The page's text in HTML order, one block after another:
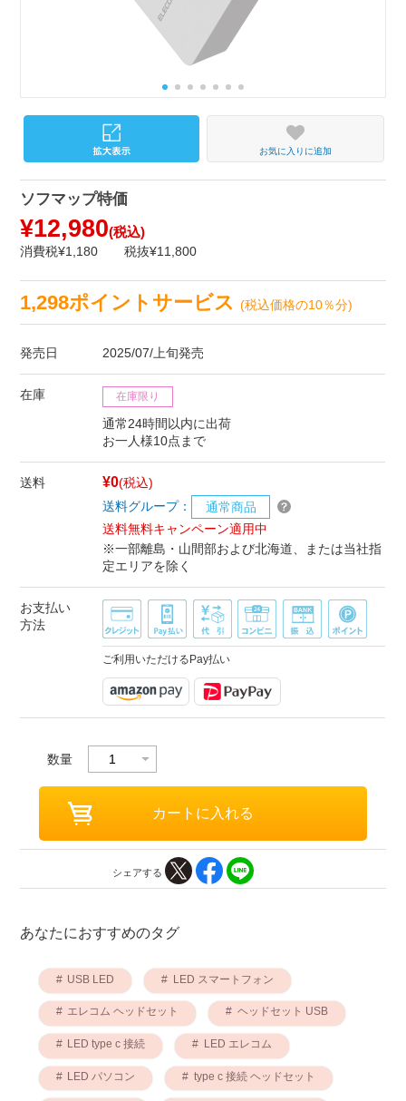
お気に入りに追加
ソフマップ特価
¥12,980(税込)
消費税¥1,180 税抜¥11,800
1,298ポイントサービス(税込価格の10％分)
発売日 2025/07/上旬発売
在庫 在庫限り
通常24時間以内に出荷
お一人様10点まで
送料 ¥0(税込)
送料グループ：
通常商品
送料無料キャンペーン適用中
※一部離島・山間部および北海道、または当社指
定エリアを除く
お支払い
方法
ご利用いただけるPay払い
数量
シェアする
あなたにおすすめのタグ
USB LED LED スマートフォン
エレコム ヘッドセット ヘッドセット USB
LED type c 接続 LED エレコム
LED パソコン type c 接続 ヘッドセット